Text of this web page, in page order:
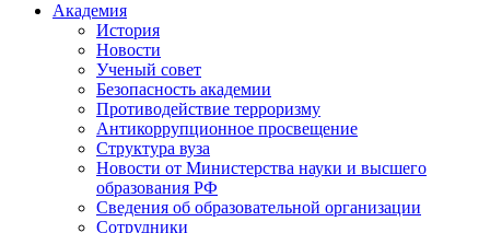
Академия
История
Новости
Ученый совет
Безопасность академии
Противодействие терроризму
Антикоррупционное просвещение
Структура вуза
Новости от Министерства науки и высшего
образования РФ
Сведения об образовательной организации
Сотрудники